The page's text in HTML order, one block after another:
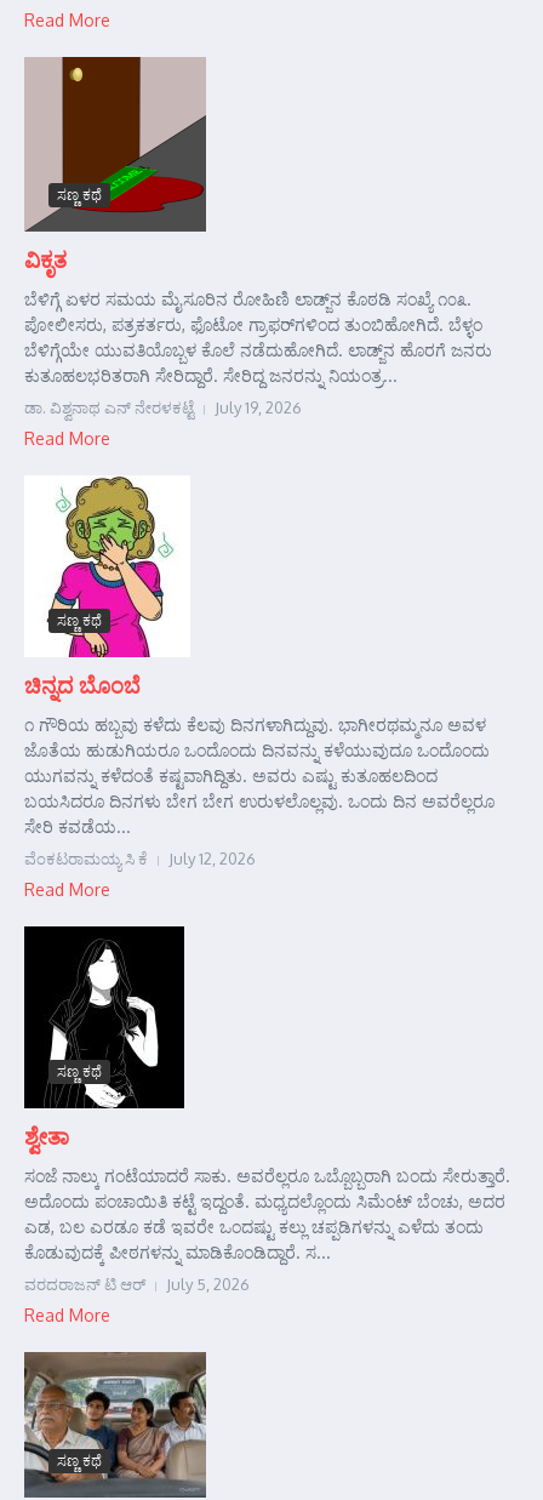
Read More
ಸಣ್ಣ ಕಥೆ
ವಿಕೃತ
ಬೆಳಿಗ್ಗೆ ಏಳರ ಸಮಯ ಮೈಸೂರಿನ ರೋಹಿಣಿ ಲಾಡ್ಜ್‌ನ ಕೊಠಡಿ ಸಂಖ್ಯೆ ೧೦೩.
ಪೋಲೀಸರು, ಪತ್ರಕರ್ತರು, ಫೊಟೋ ಗ್ರಾಫರ್‌ಗಳಿಂದ ತುಂಬಿಹೋಗಿದೆ. ಬೆಳ್ಳಂ
ಬೆಳಿಗ್ಗೆಯೇ ಯುವತಿಯೊಬ್ಬಳ ಕೊಲೆ ನಡೆದುಹೋಗಿದೆ. ಲಾಡ್ಜ್‌ನ ಹೊರಗೆ ಜನರು
ಕುತೂಹಲಭರಿತರಾಗಿ ಸೇರಿದ್ದಾರೆ. ಸೇರಿದ್ದ ಜನರನ್ನು ನಿಯಂತ್ರ...
ಡಾ. ವಿಶ್ವನಾಥ ಎನ್ ನೇರಳಕಟ್ಟೆ July 19, 2026
Read More
ಸಣ್ಣ ಕಥೆ
ಚಿನ್ನದ ಬೊಂಬೆ
೧ ಗೌರಿಯ ಹಬ್ಬವು ಕಳೆದು ಕೆಲವು ದಿನಗಳಾಗಿದ್ದುವು. ಭಾಗೀರಥಮ್ಮನೂ ಅವಳ
ಜೊತೆಯ ಹುಡುಗಿಯರೂ ಒಂದೊಂದು ದಿನವನ್ನು ಕಳೆಯುವುದೂ ಒಂದೊಂದು
ಯುಗವನ್ನು ಕಳೆದಂತೆ ಕಷ್ಟವಾಗಿದ್ದಿತು. ಅವರು ಎಷ್ಟು ಕುತೂಹಲದಿಂದ
ಬಯಸಿದರೂ ದಿನಗಳು ಬೇಗ ಬೇಗ ಉರುಳಲೊಲ್ಲವು. ಒಂದು ದಿನ ಅವರೆಲ್ಲರೂ
ಸೇರಿ ಕವಡೆಯ...
ವೆಂಕಟರಾಮಯ್ಯ ಸಿ ಕೆ July 12, 2026
Read More
ಸಣ್ಣ ಕಥೆ
ಶ್ವೇತಾ
ಸಂಜೆ ನಾಲ್ಕು ಗಂಟೆಯಾದರೆ ಸಾಕು. ಅವರೆಲ್ಲರೂ ಒಬ್ಬೊಬ್ಬರಾಗಿ ಬಂದು ಸೇರುತ್ತಾರೆ.
ಅದೊಂದು ಪಂಚಾಯಿತಿ ಕಟ್ಟೆ ಇದ್ದಂತೆ. ಮಧ್ಯದಲ್ಲೊಂದು ಸಿಮೆಂಟ್ ಬೆಂಚು, ಅದರ
ಎಡ, ಬಲ ಎರಡೂ ಕಡೆ ಇವರೇ ಒಂದಷ್ಟು ಕಲ್ಲು ಚಪ್ಪಡಿಗಳನ್ನು ಎಳೆದು ತಂದು
ಕೊಡುವುದಕ್ಕೆ ಪೀಠಗಳನ್ನು ಮಾಡಿಕೊಂಡಿದ್ದಾರೆ. ಸ...
ವರದರಾಜನ್ ಟಿ ಆರ್ July 5, 2026
Read More
ಸಣ್ಣ ಕಥೆ